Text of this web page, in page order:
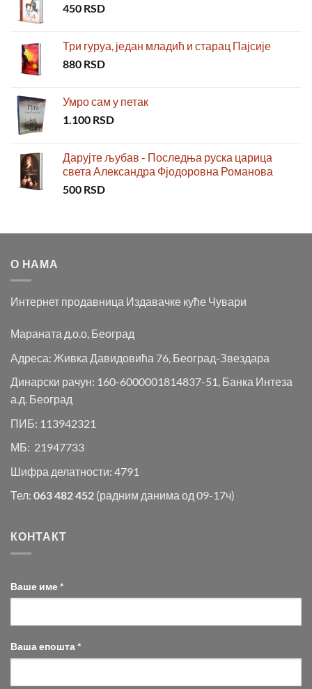
450 RSD
Три гуруа, један младић и старац Пајсије
880 RSD
Умро сам у петак
1.100 RSD
Дарујте љубав - Последња руска царица
света Александра Фјодоровна Романова
500 RSD
О НАМА
Интернет продавница Издавачке куће Чувари
Мараната д.о.о, Београд
Адреса: Живка Давидовића 76, Београд-Звездара
Динарски рачун: 160-6000001814837-51, Банка Интеза
а.д. Београд
ПИБ: 113942321
МБ: 21947733
Шифра делатности: 4791
Тел: 063 482 452 (радним данима од 09-17ч)
КОНТАКТ
Ваше име *
Ваша епошта *